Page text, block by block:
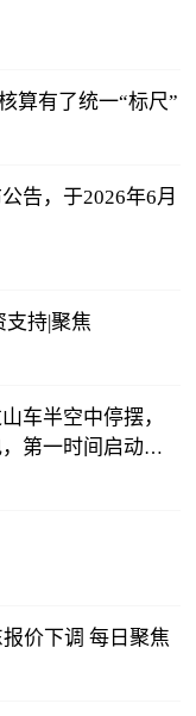
算有了统一“标尺”
告，于2026年6月
持|聚焦
车半空中停摆，
第一时间启动应
价下调 每日聚焦